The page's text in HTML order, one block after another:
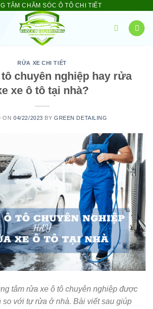
TÂM CHĂM SÓC Ô TÔ CHI TIẾT
RỬA XE CHI TIẾT
chuyên nghiệp hay rửa
xe ô tô tại nhà?
ON04/22/2023 BYGREEN DETAILING
tâm rửa xe ô tô chuyên nghiệp được
so với tự rửa ở nhà. Bài viết sau giúp